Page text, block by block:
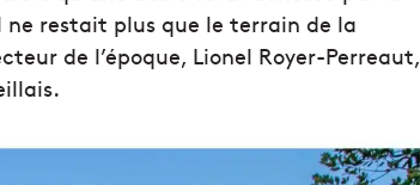
ne restait plus que le terrain de la
de l’époque, Lionel Royer-Perreaut,